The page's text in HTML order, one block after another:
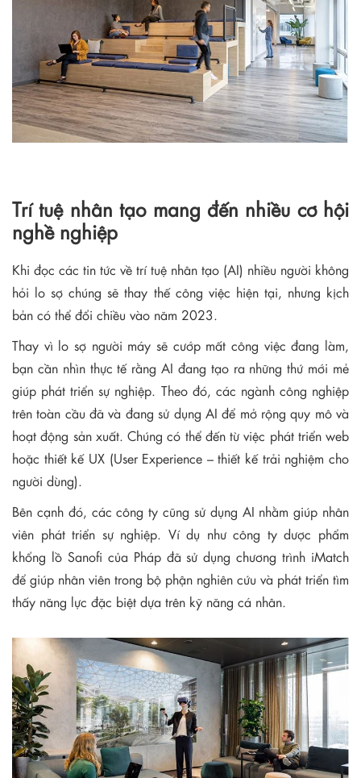
Trí tuệ nhân tạo mang đến nhiều cơ hội
nghề nghiệp
Khi đọc các tin tức về trí tuệ nhân tạo (AI) nhiều người không
hỏi lo sợ chúng sẽ thay thế công việc hiện tại, nhưng kịch
bản có thể đổi chiều vào năm 2023.
Thay vì lo sợ người máy sẽ cướp mất công việc đang làm,
bạn cần nhìn thực tế rằng AI đang tạo ra những thứ mới mẻ
giúp phát triển sự nghiệp. Theo đó, các ngành công nghiệp
trên toàn cầu đã và đang sử dụng AI để mở rộng quy mô và
hoạt động sản xuất. Chúng có thể đến từ việc phát triển web
hoặc thiết kế UX (User Experience – thiết kế trải nghiệm cho
người dùng).
Bên cạnh đó, các công ty cũng sử dụng AI nhằm giúp nhân
viên phát triển sự nghiệp. Ví dụ như công ty dược phẩm
khổng lồ Sanofi của Pháp đã sử dụng chương trình iMatch
để giúp nhân viên trong bộ phận nghiên cứu và phát triển tìm
thấy năng lực đặc biệt dựa trên kỹ năng cá nhân.